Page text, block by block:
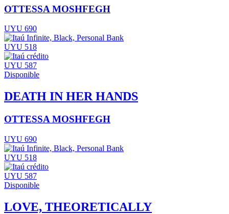
OTTESSA MOSHFEGH
UYU 690
UYU 518
UYU 587
Disponible
DEATH IN HER HANDS
OTTESSA MOSHFEGH
UYU 690
UYU 518
UYU 587
Disponible
LOVE, THEORETICALLY